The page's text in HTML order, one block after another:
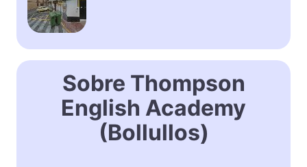
Sobre Thompson
English Academy
(Bollullos)